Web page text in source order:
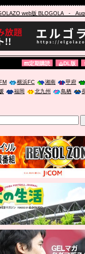
web版 BLOGOLA-
定期購読 DL版
横浜FC 湘南 甲府
福岡 北九州 鳥栖